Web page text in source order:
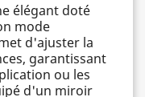
élégant doté
mode
d'ajuster la
garantissant
ou les
d'un miroir